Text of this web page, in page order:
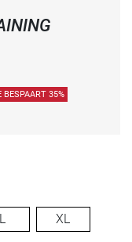
BESPAART 35%
L XL